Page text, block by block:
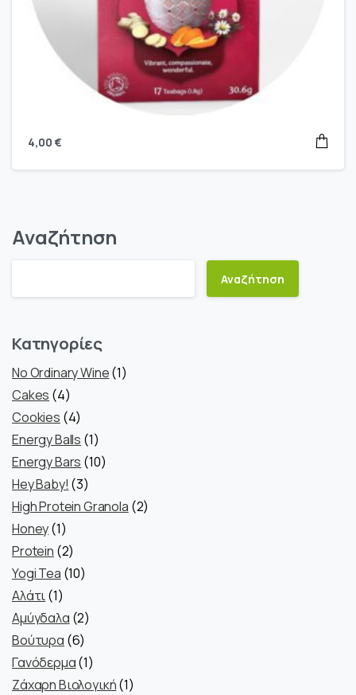
4,00 €
Αναζήτηση
Αναζήτηση
Κατηγορίες
No Ordinary Wine 11
Cakes 44
προϊόντα
Cookies 44
προϊόντα
Energy Balls 11
προϊόν
Energy Bars 1010
Hey Baby! 33
προϊόντα
High Protein Granola 22
Honey 11
προϊόν
Protein 22
προϊόντα
Yogi Tea 1010
Αλάτι 11
προϊόν
Αμύγδαλα 22
Βούτυρα 66
προϊόντα
Γανόδερμα 11
προϊόν
Ζάχαρη Βιολογική 11